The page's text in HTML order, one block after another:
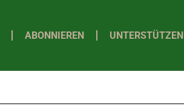
ABONNIEREN UNTERSTÜTZEN